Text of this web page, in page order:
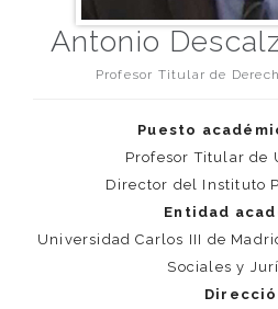
Antonio
Profesor Titular de
Puesto
Profesor Titular de
Director del Instituto
Entidad
Universidad Carlos III de
Sociales y